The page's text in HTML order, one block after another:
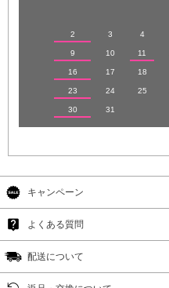
2 3 4
9 10 11
16 17 18
23 24 25
30 31
キャンペーン
よくある質問
配送について